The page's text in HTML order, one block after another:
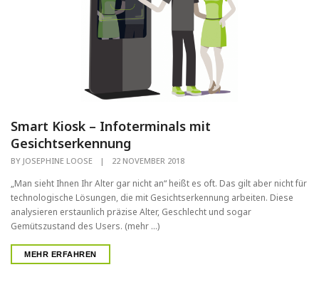
Smart Kiosk – Infoterminals mit
Gesichtserkennung
BY JOSEPHINE LOOSE | 22 NOVEMBER 2018
„Man sieht Ihnen Ihr Alter gar nicht an“ heißt es oft. Das gilt aber nicht für
technologische Lösungen, die mit Gesichtserkennung arbeiten. Diese
analysieren erstaunlich präzise Alter, Geschlecht und sogar
Gemütszustand des Users. (mehr …)
MEHR ERFAHREN